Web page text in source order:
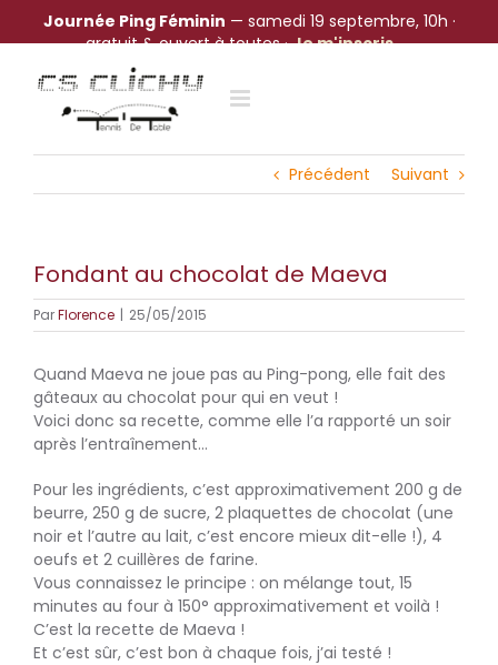
Précédent Suivant
Fondant au chocolat de Maeva
ParFlorence | 25/05/2015
Quand Maeva ne joue pas au Ping-pong, elle fait des
gâteaux au chocolat pour qui en veut !
Voici donc sa recette, comme elle l’a rapporté un soir
après l’entraînement…
Pour les ingrédients, c’est approximativement 200 g de
beurre, 250 g de sucre, 2 plaquettes de chocolat (une
noir et l’autre au lait, c’est encore mieux dit-elle !), 4
oeufs et 2 cuillères de farine.
Vous connaissez le principe : on mélange tout, 15
minutes au four à 150° approximativement et voilà !
C’est la recette de Maeva !
Et c’est sûr, c’est bon à chaque fois, j’ai testé !
Journée Ping Féminin — samedi 19 septembre, 10h ·
gratuit & ouvert à toutes ·Je m'inscris →